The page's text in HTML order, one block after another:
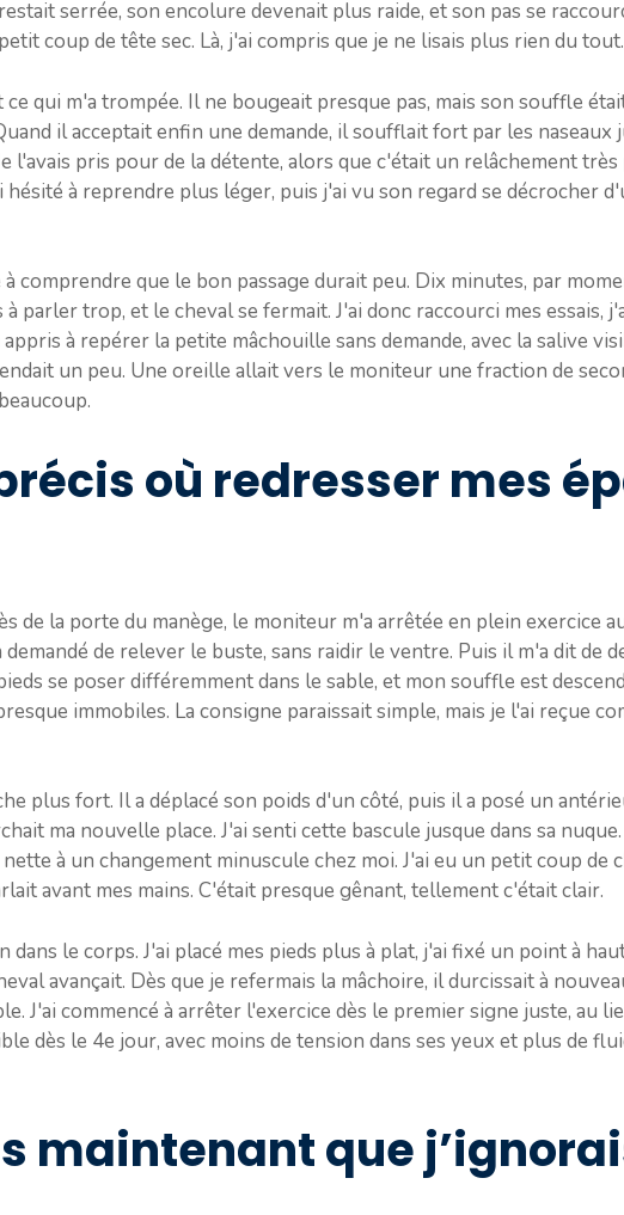
serrée, son encolure devenait plus raide, et son pas se
coup de tête sec. Là, j'ai compris que je ne lisais plus rien du tout.
ce qui m'a trompée. Il ne bougeait presque pas, mais son souffle
il acceptait enfin une demande, il soufflait fort par les naseaux
l'avais pris pour de la détente, alors que c'était un relâchement
à reprendre plus léger, puis j'ai vu son regard se décrocher
comprendre que le bon passage durait peu. Dix minutes, par
parler trop, et le cheval se fermait. J'ai donc raccourci mes essais,
à repérer la petite mâchouille sans demande, avec la salive
un peu. Une oreille allait vers le moniteur une fraction de
où redresser mes
de la porte du manège, le moniteur m'a arrêtée en plein exercice
de relever le buste, sans raidir le ventre. Puis il m'a dit de
se poser différemment dans le sable, et mon souffle est
immobiles. La consigne paraissait simple, mais je l'ai reçue
plus fort. Il a déplacé son poids d'un côté, puis il a posé un
ma nouvelle place. J'ai senti cette bascule jusque dans sa
à un changement minuscule chez moi. J'ai eu un petit coup de
avant mes mains. C'était presque gênant, tellement c'était clair.
le corps. J'ai placé mes pieds plus à plat, j'ai fixé un point à
avançait. Dès que je refermais la mâchoire, il durcissait à
J'ai commencé à arrêter l'exercice dès le premier signe juste, au
dès le 4e jour, avec moins de tension dans ses yeux et plus de
maintenant que